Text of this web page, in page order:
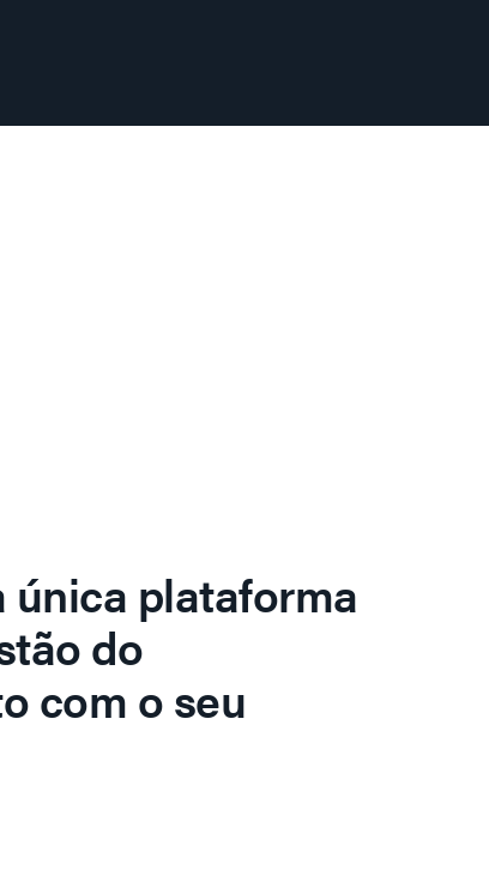
única plataforma
do
com o seu